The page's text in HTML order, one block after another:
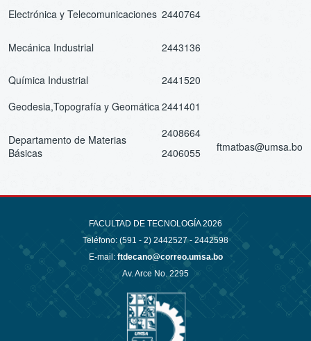
Electrónica y Telecomunicaciones 2440764
Mecánica Industrial 2443136
Química Industrial
2441520
Geodesia,Topografía y Geomática 2441401
Departamento de Materias
Básicas
2408664
2406055
ftmatbas@umsa.bo
FACULTAD DE TECNOLOGÍA 2026
Teléfono: (591 - 2) 2442527 - 2442598
E-mail: ftdecano@correo.umsa.bo
Av. Arce No. 2295